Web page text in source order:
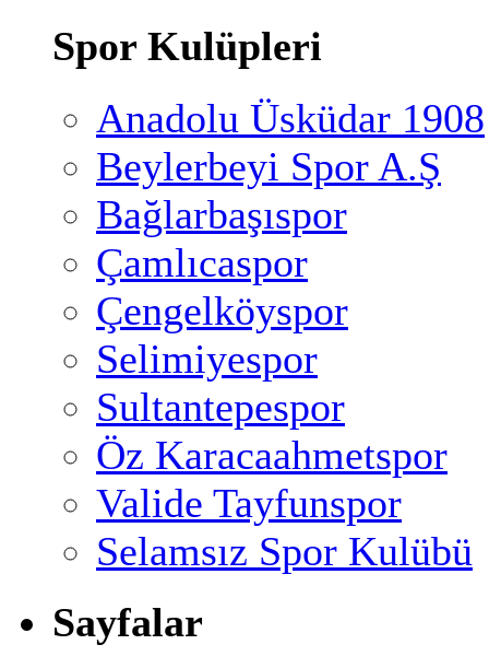
Spor Kulüpleri
Anadolu Üsküdar 1908
Beylerbeyi Spor A.Ş
Bağlarbaşıspor
Çamlıcaspor
Çengelköyspor
Selimiyespor
Sultantepespor
Öz Karacaahmetspor
Valide Tayfunspor
Selamsız Spor Kulübü
Sayfalar